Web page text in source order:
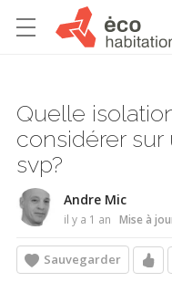
Quelle
considérer
svp?
Andre Mic
il y a 1 an Mise à
Sauvegarder